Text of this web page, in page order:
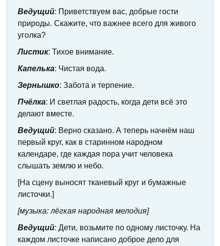
Ведущий: Приветствуем вас, добрые гости
природы. Скажите, что важнее всего для живого
уголка?
Листик: Тихое внимание.
Капелька: Чистая вода.
Зернышко: Забота и терпение.
Пчёлка: И светлая радость, когда дети всё это
делают вместе.
Ведущий: Верно сказано. А теперь начнём наш
первый круг, как в старинном народном
календаре, где каждая пора учит человека
слышать землю и небо.
[На сцену выносят тканевый круг и бумажные
листочки.]
[музыка: лёгкая народная мелодия]
Ведущий: Дети, возьмите по одному листочку. На
каждом листочке написано доброе дело для